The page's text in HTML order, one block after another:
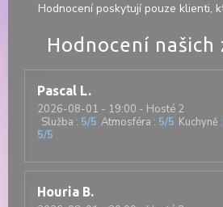
Hodnocení našich
Pascal L
2026-08-01 - 19:00 - Hosté 2
Služba : 5/5 Atmosféra : 5/5 Kuchyně :
5/5
Houria B
Hodnocení poskytují pouze klienti,